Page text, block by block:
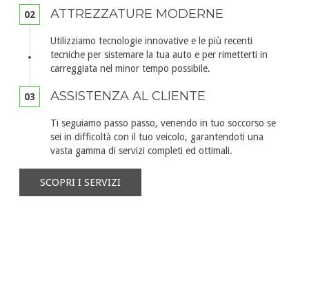
02 ATTREZZATURE MODERNE
Utilizziamo tecnologie innovative e le più recenti
tecniche per sistemare la tua auto e per rimetterti in
carreggiata nel minor tempo possibile.
03 ASSISTENZA AL CLIENTE
Ti seguiamo passo passo, venendo in tuo soccorso se
sei in difficoltà con il tuo veicolo, garantendoti una
vasta gamma di servizi completi ed ottimali.
SCOPRI I SERVIZI